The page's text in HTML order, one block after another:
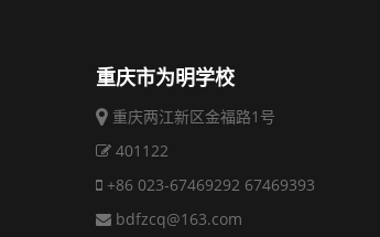
重庆市为明学校
重庆两江新区金福路1号
401122
+86 023-67469292 67469393
bdfzcq@163.com